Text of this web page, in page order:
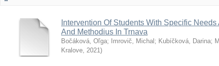
Intervention Of Students With Specific
And Methodius In Trnava
Bočáková, Oľga; Imrovič, Michal ; Kubíčková, Darina;
Kralove, 2021)